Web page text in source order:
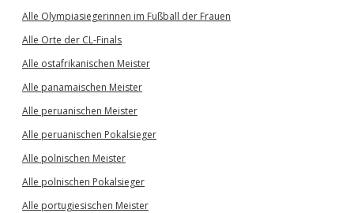
Alle Olympiasiegerinnen im Fußball der Frauen
Alle Orte der CL-Finals
Alle ostafrikanischen Meister
Alle panamaischen Meister
Alle peruanischen Meister
Alle peruanischen Pokalsieger
Alle polnischen Meister
Alle polnischen Pokalsieger
Alle portugiesischen Meister